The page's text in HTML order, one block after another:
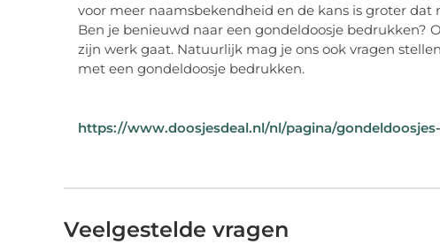
voor meer naamsbekendheid en de kans is groter
Ben je benieuwd naar een gondeldoosje bedrukken?
zijn werk gaat. Natuurlijk mag je ons ook vragen
met een gondeldoosje bedrukken.
https://www.doosjesdeal.nl/nl/pagina/
Veelgestelde vragen